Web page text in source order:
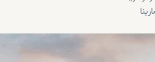
معاشرت